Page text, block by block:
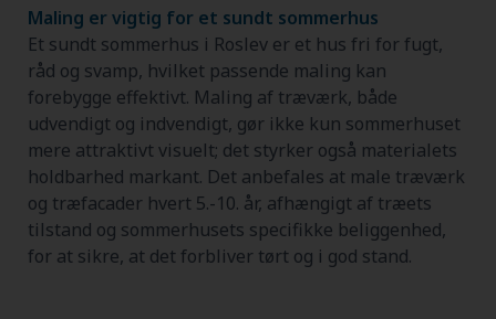
Maling er vigtig for et sundt sommerhus
Et sundt sommerhus i Roslev er et hus fri for fugt,
råd og svamp, hvilket passende maling kan
forebygge effektivt. Maling af træværk, både
udvendigt og indvendigt, gør ikke kun sommerhuset
mere attraktivt visuelt; det styrker også materialets
holdbarhed markant. Det anbefales at male træværk
og træfacader hvert 5.-10. år, afhængigt af træets
tilstand og sommerhusets specifikke beliggenhed,
for at sikre, at det forbliver tørt og i god stand.